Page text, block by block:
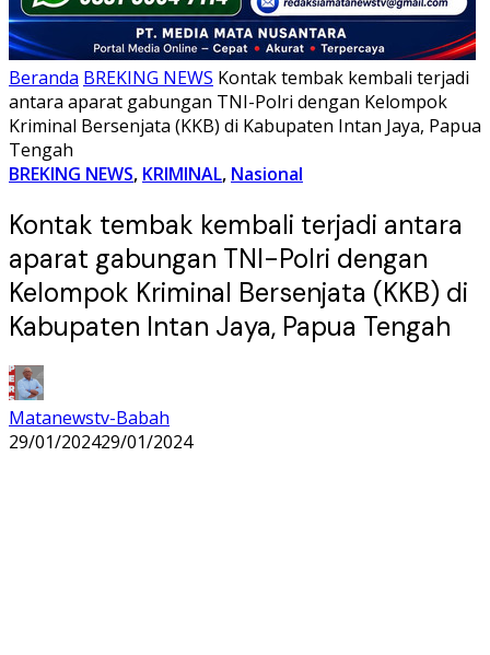
Beranda BREKING NEWS Kontak tembak kembali terjadi
antara aparat gabungan TNI-Polri dengan Kelompok
Kriminal Bersenjata (KKB) di Kabupaten Intan Jaya, Papua
Tengah
BREKING NEWS, KRIMINAL, Nasional
Kontak tembak kembali terjadi antara
aparat gabungan TNI-Polri dengan
Kelompok Kriminal Bersenjata (KKB) di
Kabupaten Intan Jaya, Papua Tengah
Matanewstv-Babah
29/01/202429/01/2024